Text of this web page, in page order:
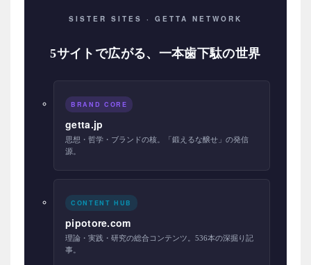
SISTER SITES · GETTA NETWORK
5サイトで広がる、一本歯下駄の世界
BRAND CORE
getta.jp
思想・哲学・ブランドの核。「鍛えるな醸せ」の発信
源。
CONTENT HUB
pipotore.com
理論・実践・研究の総合コンテンツ。536本の深掘り記
事。